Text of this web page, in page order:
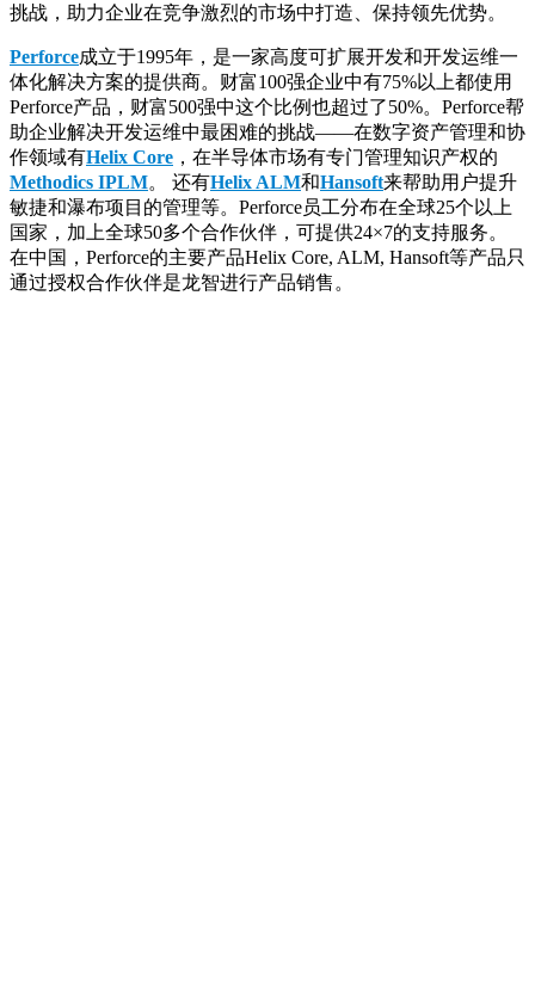
挑战，助力企业在竞争激烈的市场中打造、保持领先优势。
Perforce成立于1995年，是一家高度可扩展开发和开发运维一
体化解决方案的提供商。财富100强企业中有75%以上都使用
Perforce产品，财富500强中这个比例也超过了50%。Perforce帮
助企业解决开发运维中最困难的挑战——在数字资产管理和协
作领域有Helix Core ，在半导体市场有专门管理知识产权的
Methodics IPLM。 还有Helix ALM和Hansoft来帮助用户提升
敏捷和瀑布项目的管理等。Perforce员工分布在全球25个以上
国家，加上全球50多个合作伙伴，可提供24×7的支持服务。
在中国，Perforce的主要产品Helix Core, ALM, Hansoft等产品只
通过授权合作伙伴是龙智进行产品销售。